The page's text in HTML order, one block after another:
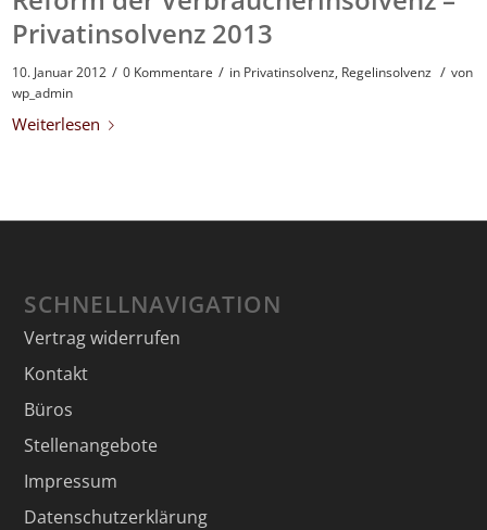
Privatinsolvenz 2013
10. Januar 2012 / 0 Kommentare / in Privatinsolvenz Regelinsolvenz / von
wp_admin
Weiterlesen
SCHNELLNAVIGATION
Vertrag widerrufen
Kontakt
Büros
Stellenangebote
Impressum
Datenschutzerklärung